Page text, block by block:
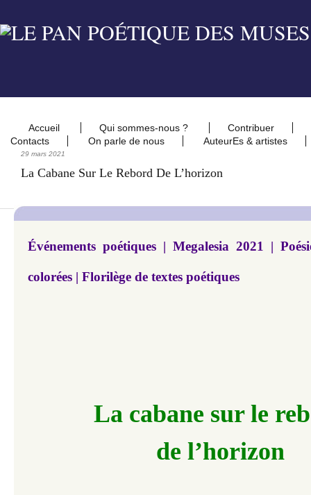
Accueil Qui sommes-nous ?
Contribuer
Contacts
On parle de nous AuteurEs & artistes
29 mars 2021
La Cabane Sur Le Rebord De L’horizon
Événements poétiques | Megalesia 2021 |
colorées | Florilège de textes poétiques
La cabane sur le
de l’horizon